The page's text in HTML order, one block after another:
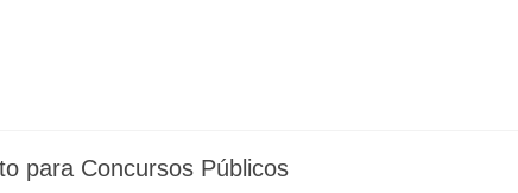
para Concursos Públicos